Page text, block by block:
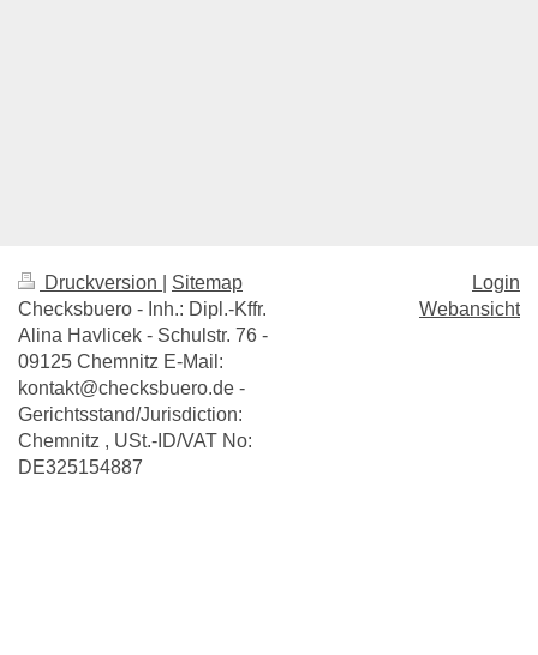
Druckversion
Sitemap
Checksbuero - Inh.: Dipl.-Kffr.
Alina Havlicek - Schulstr. 76 -
09125 Chemnitz E-Mail:
kontakt@checksbuero.de -
Gerichtsstand/Jurisdiction:
Chemnitz , USt.-ID/VAT No:
DE325154887
Login
Webansicht